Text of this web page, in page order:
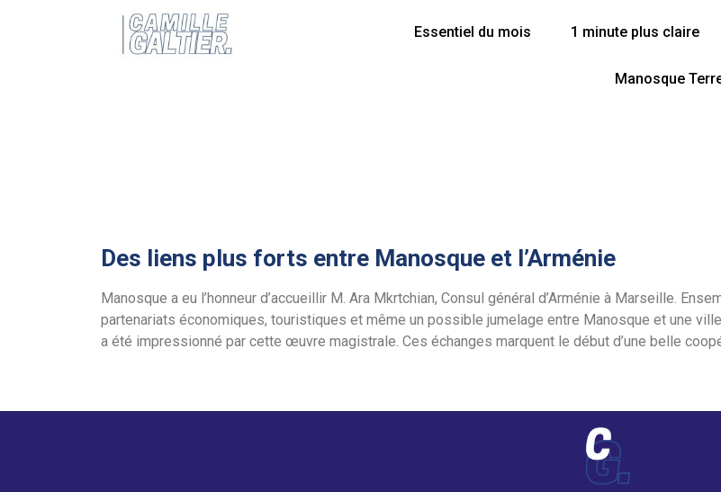
Essentiel du mois 1 minute plus claire
Manosque
Des liens plus forts entre Manosque et l’Arménie
Manosque a eu l’honneur d’accueillir M. Ara Mkrtchian, Consul général d’Arménie à Marseille.
partenariats économiques, touristiques et même un possible jumelage entre Manosque et une
a été impressionné par cette œuvre magistrale. Ces échanges marquent le début d’une belle